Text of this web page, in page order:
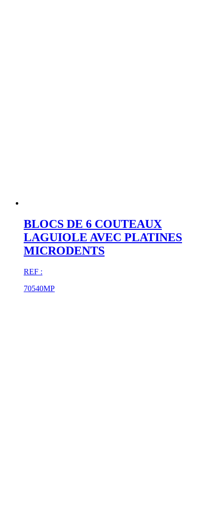
BLOCS DE 6 COUTEAUX
LAGUIOLE AVEC PLATINES
MICRODENTS
REF :
70540MP